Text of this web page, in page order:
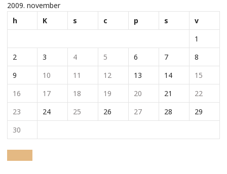
2009. november
h
K s c p s
v
1
2
3 4 5 6 7
8
9
10 11 12 13 14
15
16
17 18 19 20 21
22
23
24 25 26 27 28
29
30